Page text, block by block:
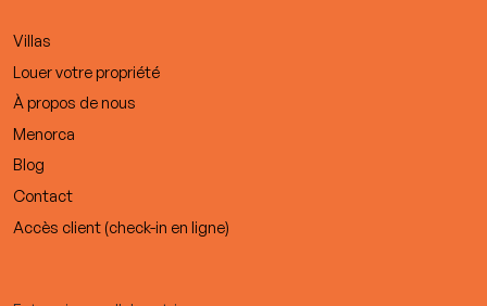
Villas
Louer votre propriété
À propos de nous
Menorca
Blog
Contact
Accès client (check-in en ligne)